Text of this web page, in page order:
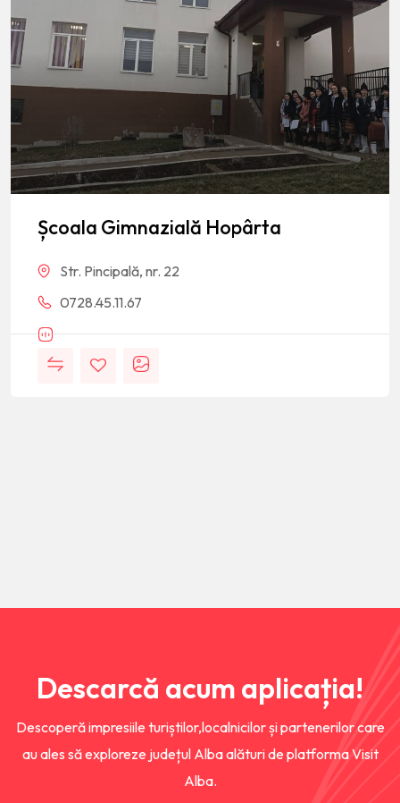
Școala Gimnazială Hopârta
Str. Pincipală, nr. 22
0728.45.11.67
Descarcă acum aplicația!
Descoperă impresiile turiștilor,localnicilor și partenerilor care
au ales să exploreze județul Alba alături de platforma Visit
Alba.